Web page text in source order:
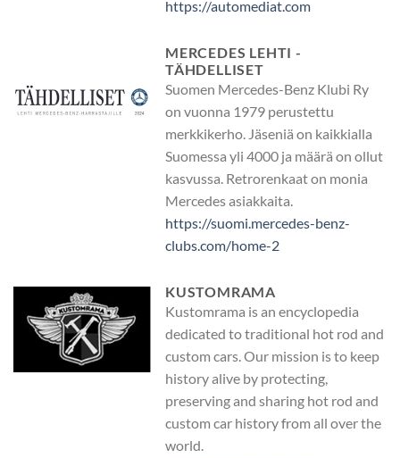
https://automediat.com
MERCEDES LEHTI -
TÄHDELLISET
Suomen Mercedes-Benz Klubi Ry
on vuonna 1979 perustettu
merkkikerho. Jäseniä on kaikkialla
Suomessa yli 4000 ja määrä on ollut
kasvussa. Retrorenkaat on monia
Mercedes asiakkaita.
https://suomi.mercedes-benz-
clubs.com/home-2
KUSTOMRAMA
Kustomrama is an encyclopedia
dedicated to traditional hot rod and
custom cars. Our mission is to keep
history alive by protecting,
preserving and sharing hot rod and
custom car history from all over the
world.